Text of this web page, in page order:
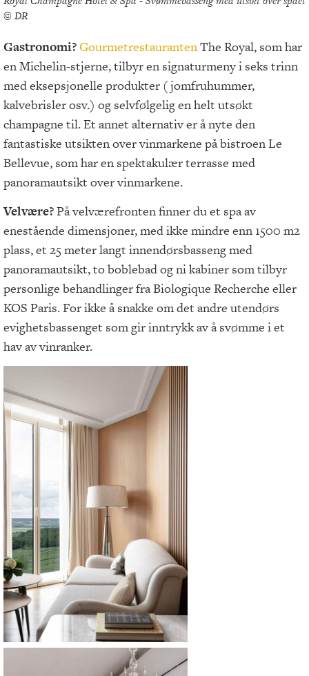
© DR
Gastronomi?GourmetrestaurantenThe Royal, som har
en Michelin-stjerne, tilbyr en signaturmeny i seks trinn
med eksepsjonelle produkter (jomfruhummer,
kalvebrisler osv.) og selvfølgelig en helt utsøkt
champagne til. Et annet alternativ er å nyte den
fantastiske utsikten over vinmarkene på bistroen Le
Bellevue, som har en spektakulær terrasse med
panoramautsikt over vinmarkene.
Velvære?På velværefronten finner du et spa av
enestående dimensjoner, med ikke mindre enn 1500 m2
plass, et 25 meter langt innendørsbasseng med
panoramautsikt, to boblebad og ni kabiner som tilbyr
personlige behandlinger fra Biologique Recherche eller
KOS Paris. For ikke å snakke om det andre utendørs
evighetsbassenget som gir inntrykk av å svømme i et
hav av vinranker.